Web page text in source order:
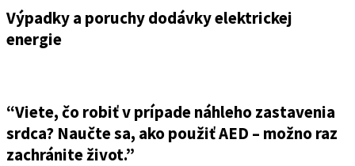
Výpadky a poruchy dodávky elektrickej
energie
“Viete, čo robiť v prípade náhleho zastavenia
srdca? Naučte sa, ako použiť AED – možno raz
zachránite život.”